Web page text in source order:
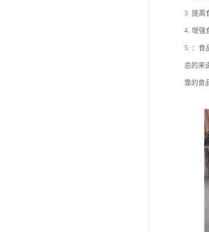
3. 提高
4. 增强
5. ：食
总的来
靠的食